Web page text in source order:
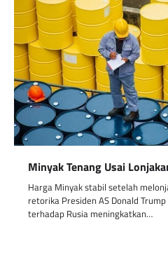
Minyak Tenang Usai
Harga Minyak stabil setelah
retorika Presiden AS Donald
terhadap Rusia meningkatkan…